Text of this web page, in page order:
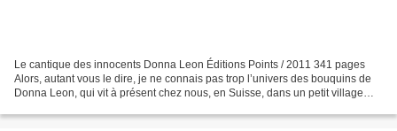
Le cantique des innocents Donna Leon Éditions Points / 2011 341 pages
Alors, autant vous le dire, je ne connais pas trop l’univers des bouquins de
Donna Leon, qui vit à présent chez nous, en Suisse, dans un petit village